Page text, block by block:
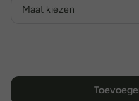
Maat kiezen